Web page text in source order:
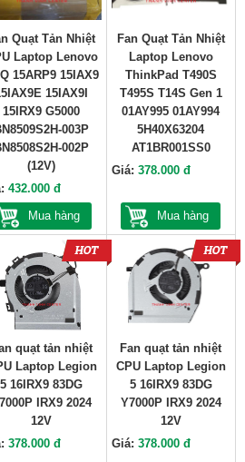
Quạt Tản Nhiệt
Laptop Lenovo
15ARP9 15IAX9
15IAX9I
15IRX9 G5000
003P
002P
(12V)
432.000 đ
Mua hàng
Fan Quạt Tản Nhiệt
Laptop Lenovo
ThinkPad T490S
T495S T14S Gen 1
01AY995 01AY994
5H40X63204
AT1BR001SS0
Giá: 378.000 đ
Mua hàng
quạt tản nhiệt
Laptop Legion
5 16IRX9 83DG
IRX9 2024
12V
378.000 đ
Fan quạt tản nhiệt
CPU Laptop Legion
5 16IRX9 83DG
Y7000P IRX9 2024
12V
Giá: 378.000 đ